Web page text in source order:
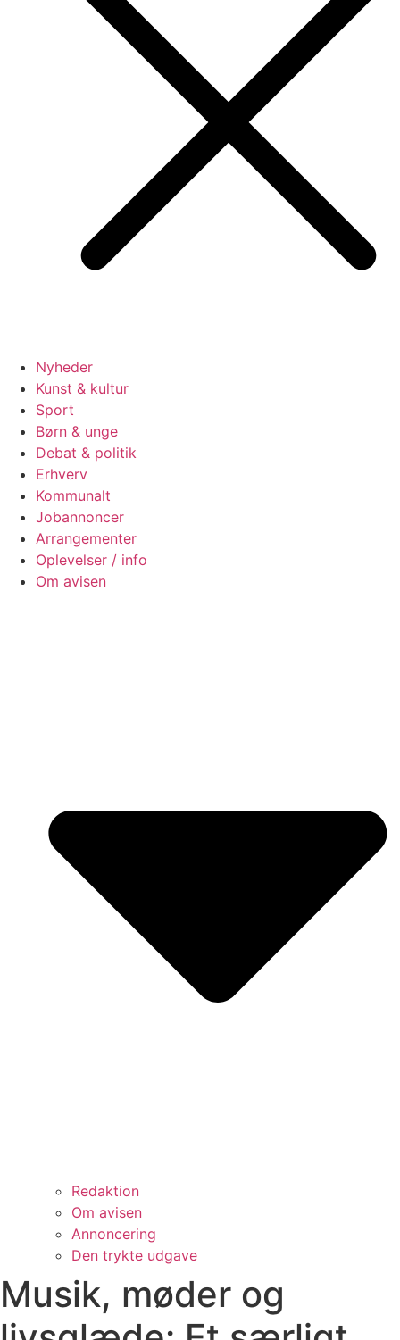
Nyheder
Kunst & kultur
Sport
Børn & unge
Debat & politik
Erhverv
Kommunalt
Jobannoncer
Arrangementer
Oplevelser / info
Om avisen
Redaktion
Om avisen
Annoncering
Den trykte udgave
Musik, møder og